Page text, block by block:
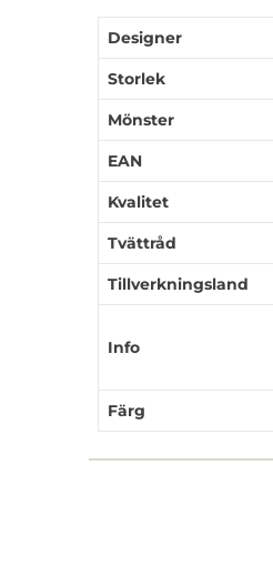
Designer
Storlek
Mönster
EAN
Kvalitet
Tvättråd
Tillverkningsland
Info
Färg